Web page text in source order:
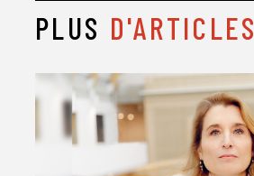
PLUS D'ARTICLES